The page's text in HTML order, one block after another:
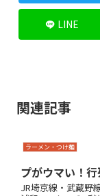
LINE
関連記事
ラーメン・つけ麺
プがウマい！
JR埼京線・武蔵野